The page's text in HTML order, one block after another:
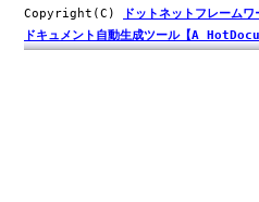
Copyright(C) ドットネットフレーム
ドキュメント自動生成ツール【A